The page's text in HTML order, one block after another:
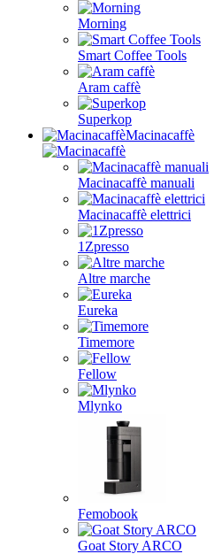
Morning
Smart Coffee Tools
Aram caffè
Superkop
Macinacaffè
Macinacaffè manuali
Macinacaffè elettrici
1Zpresso
Altre marche
Eureka
Timemore
Fellow
Mlynko
Femobook
Goat Story ARCO